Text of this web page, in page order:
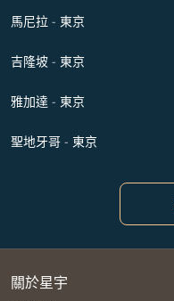
馬尼拉 - 東京
吉隆坡 - 東京
雅加達 - 東京
聖地牙哥 - 東京
關於星宇